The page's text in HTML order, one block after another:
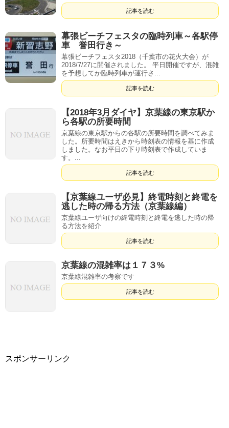
記事を読む
幕張ビーチフェスタの臨時列車～各駅停
車 誉田行き～
幕張ビーチフェスタ2018（千葉市の花火大会）が
2018/7/27に開催されました。 平日開催ですが、混雑
を予想してか臨時列車が運行さ...
記事を読む
【2018年3月ダイヤ】京葉線の東京駅か
ら各駅の所要時間
京葉線の東京駅からの各駅の所要時間を調べてみま
した。所要時間はえきから時刻表の情報を基に作成
しました。なお平日の下り時刻表で作成していま
す。...
記事を読む
【京葉線ユーザ必見】終電時刻と終電を
逃した時の帰る方法（京葉線編）
京葉線ユーザ向けの終電時刻と終電を逃した時の帰
る方法を紹介
記事を読む
京葉線の混雑率は１７３%
京葉線混雑率の考察です
記事を読む
スポンサーリンク